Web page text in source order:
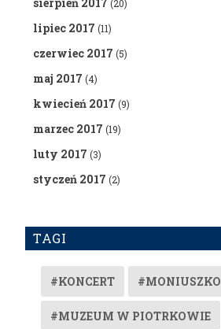
(20)
lipiec 2017 (11)
czerwiec 2017 (5)
maj 2017 (4)
kwiecień 2017 (9)
marzec 2017 (19)
luty 2017 (3)
styczeń 2017 (2)
TAGI
#KONCERT #MONIUSZKO
#MUZEUM W PIOTRKOWIE